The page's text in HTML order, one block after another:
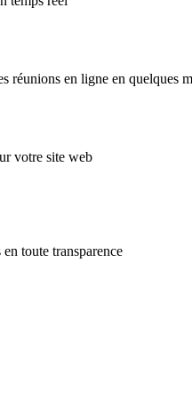
réunions en ligne en quelques
votre site web
toute transparence